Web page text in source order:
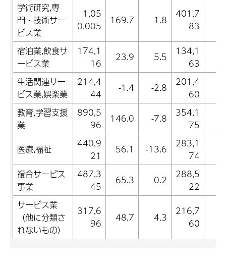
学術研究,専
門・技術サー
ビス業
1,05
0,005
169.7 1.8
401,7
83
宿泊業,飲食サ
ービス業
174,1
16
23.9 5.5
134,1
63
生活関連サー
ビス業,娯楽業
214,4
44
-1.4 -2.8
201,4
60
教育,学習支援
業
890,5
96
146.0 -7.8
354,1
75
医療,福祉
440,9
21
56.1 -13.6
283,1
74
複合サービス
事業
487,3
45
65.3 0.2
288,5
22
サービス業
（他に分類さ
れないもの）
317,6
96
48.7 4.3
216,7
60